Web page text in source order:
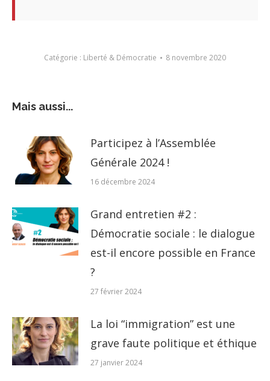
Catégorie : Liberté & Démocratie 8 novembre 2020
Mais aussi...
Participez à l’Assemblée
Générale 2024 !
16 décembre 2024
Grand entretien #2 :
Démocratie sociale : le dialogue
est-il encore possible en France
?
27 février 2024
La loi “immigration” est une
grave faute politique et éthique
27 janvier 2024